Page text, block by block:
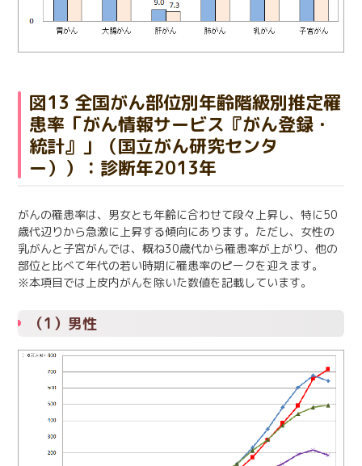
図13 全国がん部位別年齢階級別推定罹
患率「がん情報サービス『がん登録・
統計』」（国立がん研究センタ
ー））：診断年2013年
がんの罹患率は、男女とも年齢に合わせて段々上昇し、特に50
歳代辺りから急激に上昇する傾向にあります。ただし、女性の
乳がんと子宮がんでは、概ね30歳代から罹患率が上がり、他の
部位と比べて年代の若い時期に罹患率のピークを迎えます。
※本項目では上皮内がんを除いた数値を記載しています。
（1）男性